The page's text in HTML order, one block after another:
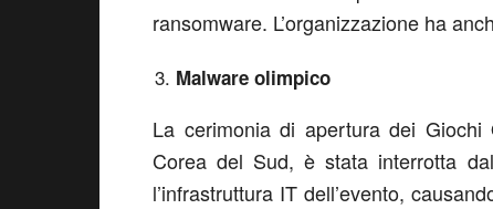
ransomware. L’organizzazione ha
Malware olimpico
La cerimonia di apertura dei
Corea del Sud, è stata interrotta
l’infrastruttura IT dell’evento,